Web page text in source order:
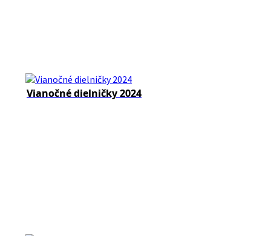
Vianočné dielničky 2024